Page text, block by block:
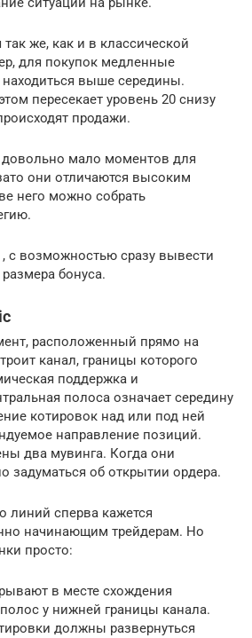
же, как и в классической
для покупок медленные
выше середины.
пересекает уровень 20 снизу
продажи.
довольно мало моментов для
они отличаются высоким
него можно собрать
, с возможностью сразу вывести
бонуса.
расположенный прямо на
канал, границы которого
поддержка и
полоса означает середину
котировок над или под ней
направление позиций.
два мувинга. Когда они
задуматься об открытии ордера.
линий сперва кажется
начинающим трейдерам. Но
просто:
в месте схождения
у нижней границы канала.
должны развернуться